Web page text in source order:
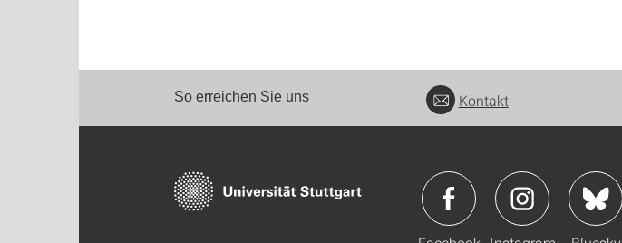
So erreichen Sie uns Kontakt